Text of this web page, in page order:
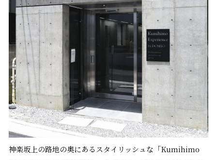
神楽坂上の路地の奥にあるスタイリッシュな「Kumihimo